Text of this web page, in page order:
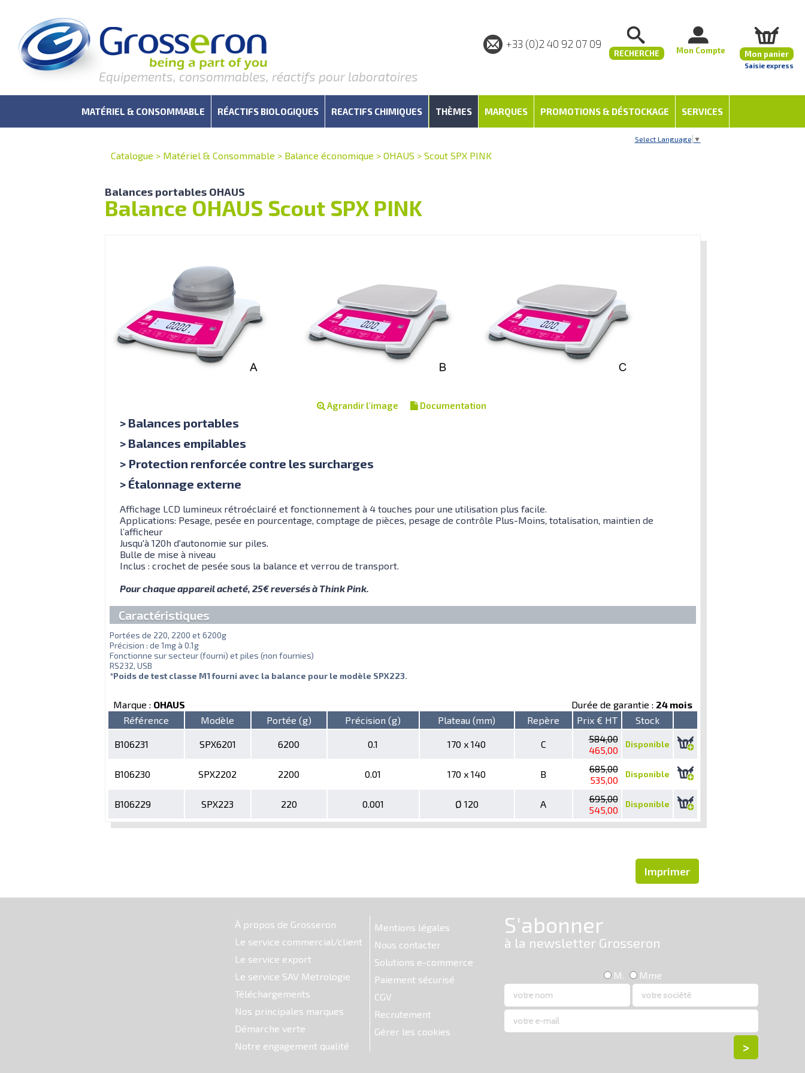
Equipements, consommables, réactifs pour laboratoires
+33 (0)2 40 92 07 09
RECHERCHE Mon Compte Mon panier
Saisie express
MATÉRIEL & CONSOMMABLE RÉACTIFS BIOLOGIQUES REACTIFS CHIMIQUES THÈMES MARQUES PROMOTIONS & DÉSTOCKAGE SERVICES
Select Language ▼
Catalogue > Matériel & Consommable > Balance économique > OHAUS > Scout SPX PINK
Balances portables OHAUS
Balance OHAUS Scout SPX PINK
Agrandir l'image Documentation
> Balances portables
> Balances empilables
> Protection renforcée contre les surcharges
> Étalonnage externe
Affichage LCD lumineux rétroéclairé et fonctionnement à 4 touches pour une utilisation plus facile.
Applications: Pesage, pesée en pourcentage, comptage de pièces, pesage de contrôle Plus-Moins, totalisation, maintien de
l’afficheur
Jusqu'à 120h d'autonomie sur piles.
Bulle de mise à niveau
Inclus : crochet de pesée sous la balance et verrou de transport.
Pour chaque appareil acheté, 25€ reversés à Think Pink.
Caractéristiques
Portées de 220, 2200 et 6200g
Précision : de 1mg à 0.1g
Fonctionne sur secteur (fourni) et piles (non fournies)
RS232, USB
*Poids de test classe M1 fourni avec la balance pour le modèle SPX223.
Marque : OHAUS Durée de garantie : 24 mois
Référence
Modèle Portée (g) Précision (g) Plateau (mm) Repère Prix € HT Stock
B106231 SPX6201 6200 0.1 170 x 140 C
584,00
465,00
Disponible
B106230 SPX2202 2200 0.01 170 x 140 B
685,00
535,00
Disponible
B106229 SPX223 220 0.001 Ø 120 A
695,00
545,00
Disponible
Imprimer
À propos de Grosseron
Le service commercial/client
Le service export
Le service SAV Metrologie
Téléchargements
Nos principales marques
Démarche verte
Notre engagement qualité
Mentions légales
Nous contacter
Solutions e-commerce
Paiement sécurisé
CGV
Recrutement
Gérer les cookies